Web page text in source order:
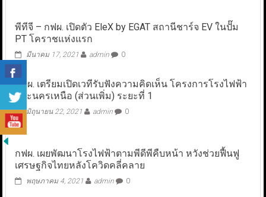
พีทีจี – กฟผ. เปิดตัว EleX by EGAT สถานีชาร์จ EV ในปั๊ม
PT โคราชแห่งแรก
มีนาคม 17, 2021 admin 0
กฟผ. เตรียมเปิดเวทีรับฟังความคิดเห็น โครงการโรงไฟฟ้า
พระนครเหนือ (ส่วนเพิ่ม) ระยะที่ 1
มิถุนายน 22, 2021 admin 0
กฟผ. เผยพัฒนาโรงไฟฟ้าตามพีดีพีคืบหน้า หวังช่วยฟื้นฟู
เศรษฐกิจไทยหลังโควิดคลี่คลาย
พฤษภาคม 4, 2021 admin 0